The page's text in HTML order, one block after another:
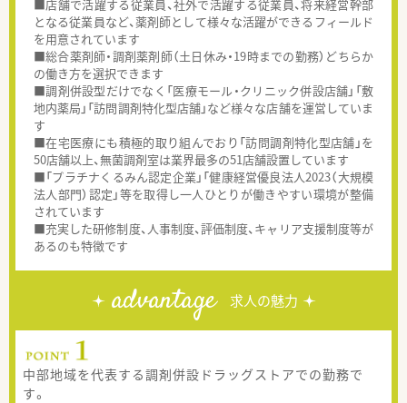
■店舗で活躍する従業員、社外で活躍する従業員、将来経営幹部
となる従業員など、薬剤師として様々な活躍ができるフィールド
を用意されています
■総合薬剤師・調剤薬剤師（土日休み・19時までの勤務）どちらか
の働き方を選択できます
■調剤併設型だけでなく「医療モール・クリニック併設店舗」「敷
地内薬局」「訪問調剤特化型店舗」など様々な店舗を運営していま
す
■在宅医療にも積極的取り組んでおり「訪問調剤特化型店舗」を
50店舗以上、無菌調剤室は業界最多の51店舗設置しています
■「プラチナくるみん認定企業」「健康経営優良法人2023（大規模
法人部門）認定」等を取得し一人ひとりが働きやすい環境が整備
されています
■充実した研修制度、人事制度、評価制度、キャリア支援制度等が
あるのも特徴です
advantage 求人の魅力
中部地域を代表する調剤併設ドラッグストアでの勤務で
す。